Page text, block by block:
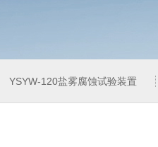
YSYW-120盐雾腐蚀试验装置